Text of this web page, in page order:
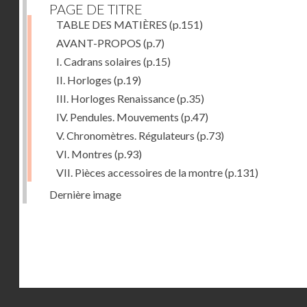
PAGE DE TITRE
TABLE DES MATIÈRES (p.151)
AVANT-PROPOS (p.7)
I. Cadrans solaires (p.15)
II. Horloges (p.19)
III. Horloges Renaissance(p.35)
IV. Pendules. Mouvements (p.47)
V. Chronomètres. Régulateurs (p.73)
VI. Montres (p.93)
VII. Pièces accessoires de la montre(p.131)
Dernière image